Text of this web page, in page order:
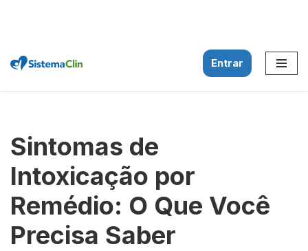
Pular
Entrar
Sintomas de
Intoxicação por
Remédio: O Que Você
Precisa Saber